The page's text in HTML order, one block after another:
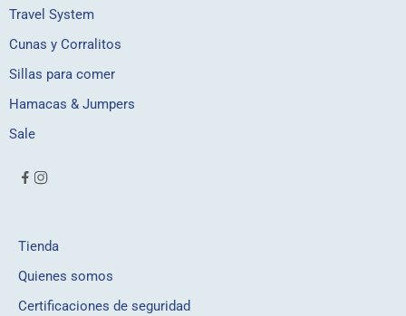
Travel System
Cunas y Corralitos
Sillas para comer
Hamacas & Jumpers
Sale
Tienda
Quienes somos
Certificaciones de seguridad